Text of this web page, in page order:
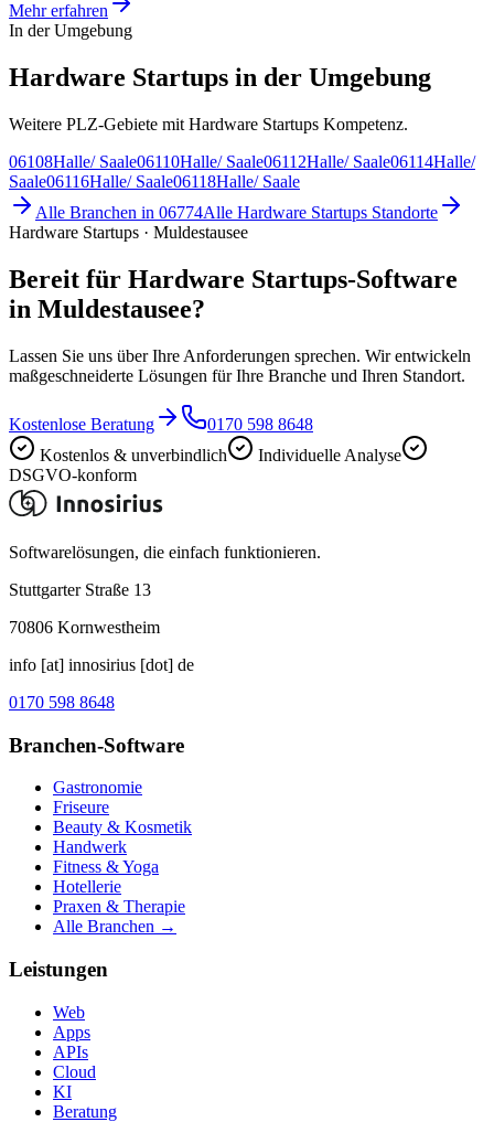
Mehr erfahren
In der Umgebung
Hardware Startups in der Umgebung
Weitere PLZ-Gebiete mit Hardware Startups Kompetenz.
06108Halle/ Saale06110Halle/ Saale06112Halle/ Saale06114Halle/
Saale06116Halle/ Saale06118Halle/ Saale
Alle Branchen in 06774Alle Hardware Startups Standorte
Hardware Startups · Muldestausee
Bereit für Hardware Startups-Software
in Muldestausee?
Lassen Sie uns über Ihre Anforderungen sprechen. Wir entwickeln
maßgeschneiderte Lösungen für Ihre Branche und Ihren Standort.
Kostenlose Beratung
0170 598 8648
Kostenlos & unverbindlich
Individuelle Analyse
DSGVO-konform
Softwarelösungen, die einfach funktionieren.
Stuttgarter Straße 13
70806 Kornwestheim
info [at] innosirius [dot] de
0170 598 8648
Branchen-Software
Gastronomie
Friseure
Beauty & Kosmetik
Handwerk
Fitness & Yoga
Hotellerie
Praxen & Therapie
Alle Branchen →
Leistungen
Web
Apps
APIs
Cloud
KI
Beratung